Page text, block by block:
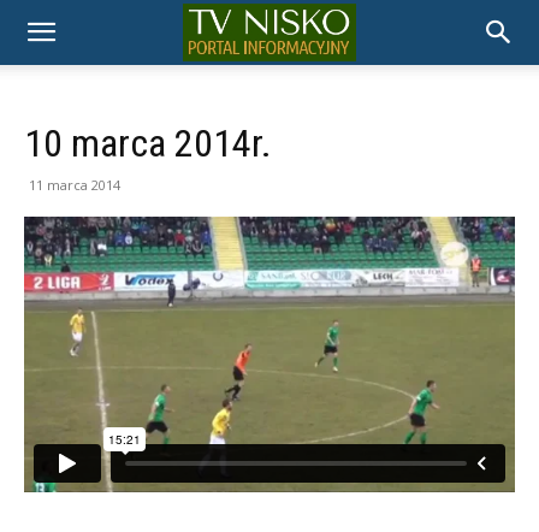
TELEWIZJA
NISKO
10 marca 2014r.
11 marca 2014